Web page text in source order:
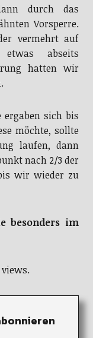
durch das
Vorsperre.
vermehrt auf
abseits
hatten wir
ergaben sich bis
möchte, sollte
laufen, dann
nach 2/3 der
wir wieder zu
besonders im
views.